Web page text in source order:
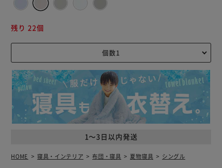
1～3日以内発送
残り 22個
HOME 寝具・インテリア 布団・寝具 夏物寝具 シングル